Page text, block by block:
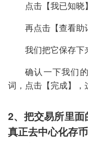
点击【我已知晓】
再点击【查看助
我们把它保存下
确认一下我们
词，点击【完成】，
2、把交易所里
真正去中心化存币